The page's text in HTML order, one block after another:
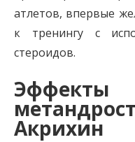
атлетов, впервые
к тренингу с
стероидов.
Эффекты
Акрихин